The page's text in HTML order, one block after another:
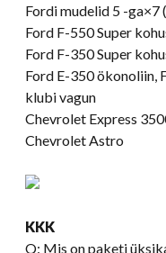
Fordi mudelid 5 -ga×7
Ford F-550 Super
Ford F-350 Super
Ford E-350 ökonoliin,
klubi vagun
Chevrolet Express
Chevrolet Astro
KKK
Q: Mis on paketi